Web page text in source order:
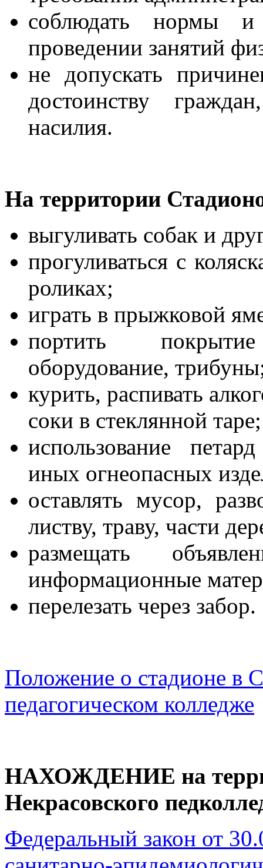
соблюдать нормы и
проведении занятий
не допускать
достоинству
насилия.
На территории
выгуливать собак и
прогуливаться с
роликах;
играть в прыжковой
портить
оборудование,
курить, распивать
соки в стеклянной таре;
использование
иных огнеопасных
оставлять мусор,
листву, траву, части
размещать
информационные
перелезать через забор.
Положение о стадионе
педагогическом колледже
НАХОЖДЕНИЕ на
Некрасовского
Федеральный закон от